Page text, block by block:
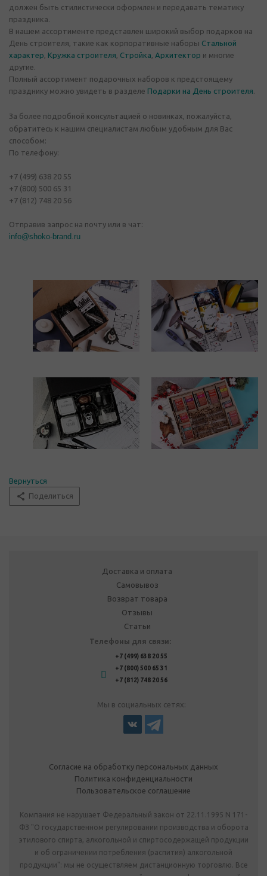
должен быть стилистически оформлен и передавать тематику
праздника.
В нашем ассортименте представлен широкий выбор подарков на
День строителя, такие как корпоративные наборы Стальной
характер, Кружка строителя, Стройка, Архитектор и многие
другие.
Полный ассортимент подарочных наборов к предстоящему
празднику можно увидеть в разделе Подарки на День строителя.
За более подробной консультацией о новинках, пожалуйста,
обратитесь к нашим специалистам любым удобным для Вас
способом:
По телефону:
+7 (499) 638 20 55
+7 (800) 500 65 31
+7 (812) 748 20 56
Отправив запрос на почту или в чат:
info@shoko-brand.ru
Вернуться
Поделиться
Доставка и оплата
Самовывоз
Возврат товара
Отзывы
Статьи
Телефоны для связи:
+7 (499) 638 20 55
+7 (800) 500 65 31
+7 (812) 748 20 56
Мы в социальных сетях:
Согласие на обработку персональных данных
Политика конфиденциальности
Пользовательское соглашение
Компания не нарушает Федеральный закон от 22.11.1995 N 171-
ФЗ "О государственном регулировании производства и оборота
этилового спирта, алкогольной и спиртосодержащей продукции
и об ограничении потребления (распития) алкогольной
продукции": мы не осуществляем дистанционную торговлю. Все